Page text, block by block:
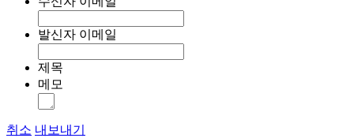
발신자 이메일
제목
메모
취소 내보내기